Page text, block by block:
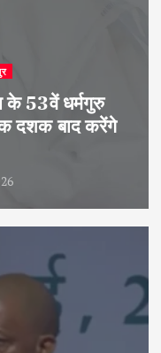
के 53वें धर्मगुरु
दशक बाद करेंगे